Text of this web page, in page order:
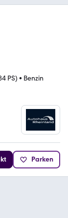
PS) • Benzin
Parken